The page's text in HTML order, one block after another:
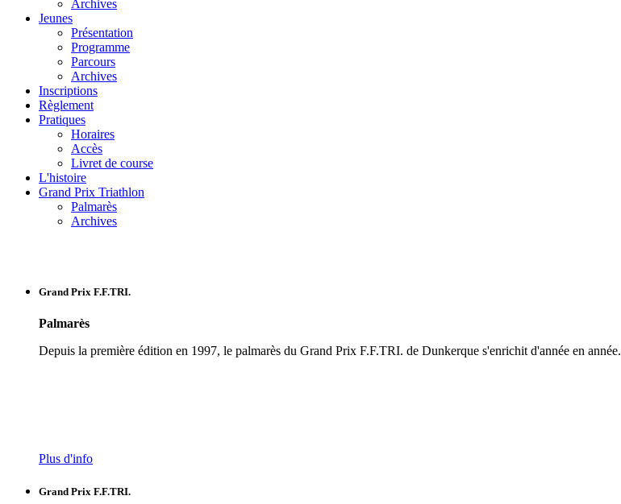
Archives
Jeunes
Présentation
Programme
Parcours
Archives
Inscriptions
Règlement
Pratiques
Horaires
Accès
Livret de course
L'histoire
Grand Prix Triathlon
Palmarès
Archives
Grand Prix F.F.TRI.
Palmarès
Depuis la première édition en 1997, le palmarès du Grand Prix F.F.TRI. de Dunkerque s'enrichit d'année en année.
Plus d'info
Grand Prix F.F.TRI.